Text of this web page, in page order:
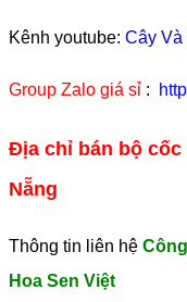
Kênh youtube: Cây Và
Group Zalo giá sỉ :
Địa chỉ bán bộ
Nẵng
Thông tin liên hệ
Hoa Sen Việt